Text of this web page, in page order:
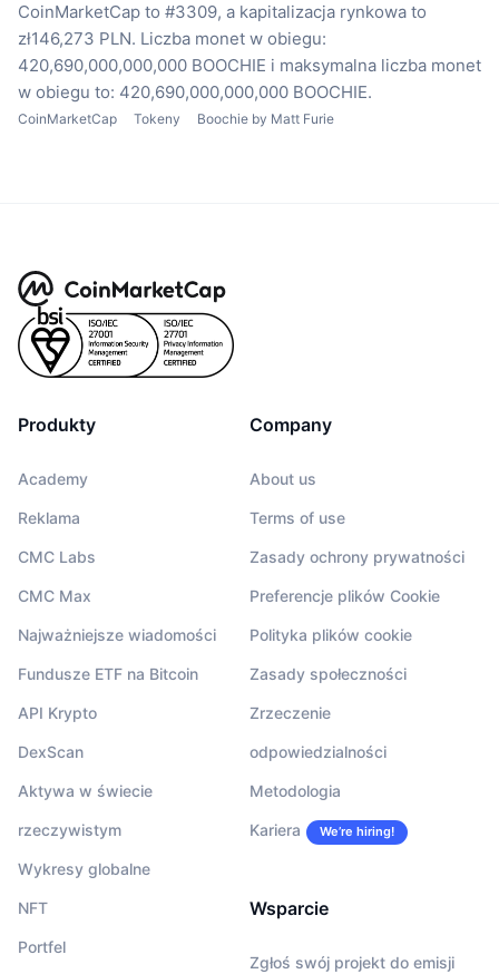
CoinMarketCap to #3309, a kapitalizacja rynkowa to
zł146,273 PLN. Liczba monet w obiegu:
420,690,000,000,000 BOOCHIE i maksymalna liczba monet
w obiegu to: 420,690,000,000,000 BOOCHIE.
CoinMarketCap Tokeny Boochie by Matt Furie
Produkty
Academy
Reklama
CMC Labs
CMC Max
Najważniejsze wiadomości
Fundusze ETF na Bitcoin
API Krypto
DexScan
Aktywa w świecie
rzeczywistym
Wykresy globalne
NFT
Portfel
Company
About us
Terms of use
Zasady ochrony prywatności
Preferencje plików Cookie
Polityka plików cookie
Zasady społeczności
Zrzeczenie
odpowiedzialności
Metodologia
Kariera We’re hiring!
Wsparcie
Zgłoś swój projekt do emisji